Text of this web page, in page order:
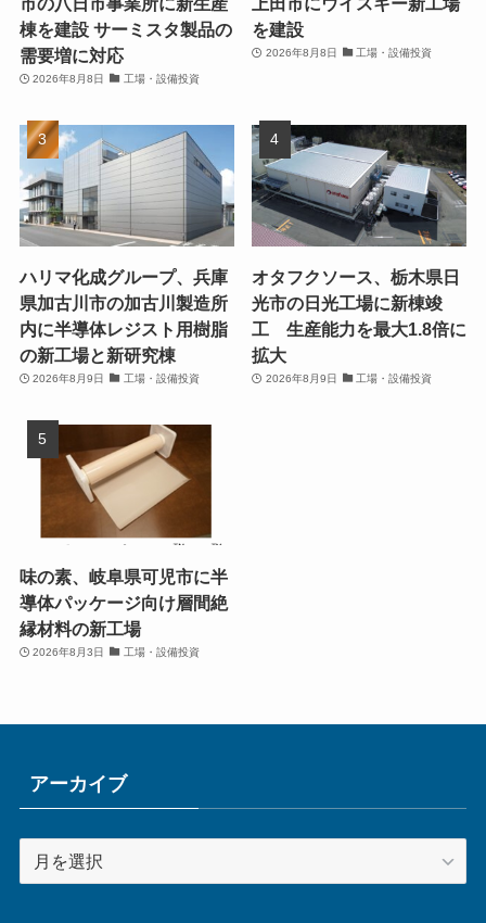
棟を建設 サーミスタ製品の
需要増に対応
2026年8月8日 工場・設備投資
を建設
2026年8月8日 工場・設備投資
ハリマ化成グループ、兵庫
県加古川市の加古川製造所
内に半導体レジスト用樹脂
の新工場と新研究棟
2026年8月9日 工場・設備投資
オタフクソース、栃木県日
光市の日光工場に新棟竣
工 生産能力を最大1.8倍に
拡大
2026年8月9日 工場・設備投資
味の素、岐阜県可児市に半
導体パッケージ向け層間絶
縁材料の新工場
2026年8月3日 工場・設備投資
アーカイブ
ー